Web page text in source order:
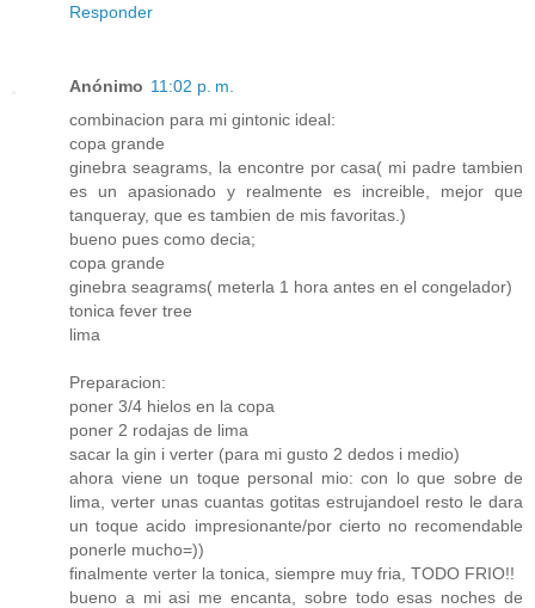
Responder
Anónimo 11:02 p. m.
combinacion para mi gintonic ideal:
copa grande
ginebra seagrams, la encontre por casa( mi padre tambien
es un apasionado y realmente es increible, mejor que
tanqueray, que es tambien de mis favoritas.)
bueno pues como decia;
copa grande
ginebra seagrams( meterla 1 hora antes en el congelador)
tonica fever tree
lima
Preparacion:
poner 3/4 hielos en la copa
poner 2 rodajas de lima
sacar la gin i verter (para mi gusto 2 dedos i medio)
ahora viene un toque personal mio: con lo que sobre de
lima, verter unas cuantas gotitas estrujandoel resto le dara
un toque acido impresionante/por cierto no recomendable
ponerle mucho=))
finalmente verter la tonica, siempre muy fria, TODO FRIO!!
bueno a mi asi me encanta, sobre todo esas noches de